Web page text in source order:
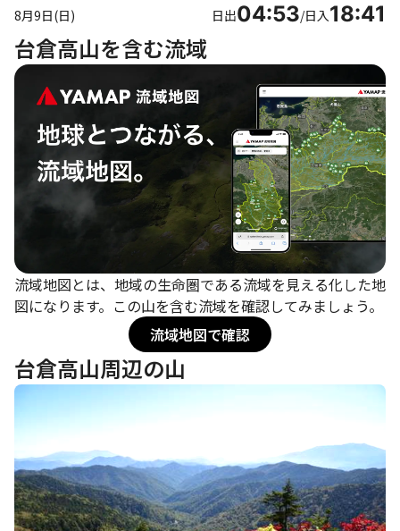
8月9日(日) 日出04:53/日入18:41
台倉高山を含む流域
流域地図とは、地域の生命圏である流域を見える化した地
図になります。この山を含む流域を確認してみましょう。
流域地図で確認
台倉高山周辺の山